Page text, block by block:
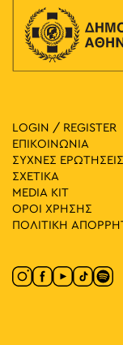
LOGIN / REGISTER
ΕΠΙΚΟΙΝΩΝΙΑ
ΣΥΧΝΕΣ ΕΡΩΤΗΣΕΙΣ
ΣΧΕΤΙΚΑ
MEDIA ΚIT
ΟΡΟΙ ΧΡΗΣΗΣ
ΠΟΛΙΤΙΚΗ